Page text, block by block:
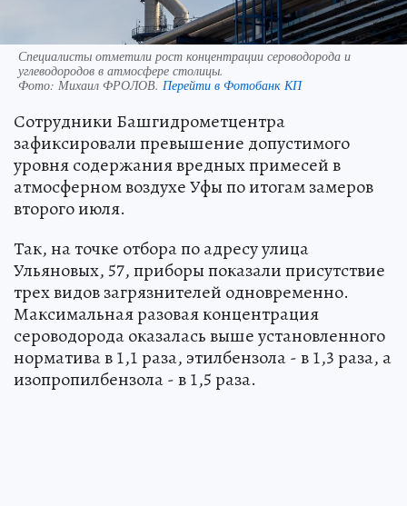
Специалисты отметили рост концентрации сероводорода и
углеводородов в атмосфере столицы.
Фото: Михаил ФРОЛОВ. Перейти в Фотобанк КП
Сотрудники Башгидрометцентра
зафиксировали превышение допустимого
уровня содержания вредных примесей в
атмосферном воздухе Уфы по итогам замеров
второго июля.
Так, на точке отбора по адресу улица
Ульяновых, 57, приборы показали присутствие
трех видов загрязнителей одновременно.
Максимальная разовая концентрация
сероводорода оказалась выше установленного
норматива в 1,1 раза, этилбензола - в 1,3 раза, а
изопропилбензола - в 1,5 раза.